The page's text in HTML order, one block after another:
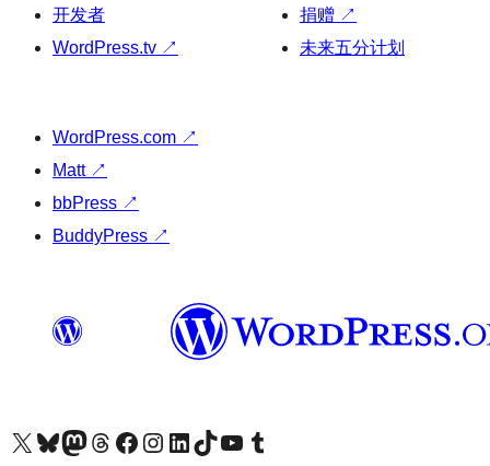
开发者
WordPress.tv ↗
捐赠 ↗
未来五分计划
WordPress.com ↗
Matt ↗
bbPress ↗
BuddyPress ↗
关注我们的 X（原 Twitter）账号访问我们的 Bluesky 账号关注我们的 Mastodon 账号访问我们的 Threads 账号 访问我们的 Facebook 公共主页关注我们的 Instagram 账号 关注我们的 LinkedIn 主页访问我们的 TikTok 账号访问我们的 YouTube 频道 访问我们的 Tumblr 账号